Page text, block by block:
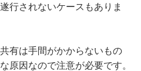
行されないケースもありま
有は手間がかからないもの
原因なので注意が必要です。